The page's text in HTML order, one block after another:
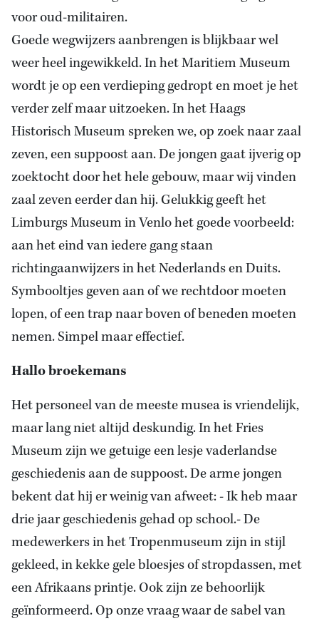
voor oud-militairen.
Goede wegwijzers aanbrengen is blijkbaar wel
weer heel ingewikkeld. In het Maritiem Museum
wordt je op een verdieping gedropt en moet je het
verder zelf maar uitzoeken. In het Haags
Historisch Museum spreken we, op zoek naar zaal
zeven, een suppoost aan. De jongen gaat ijverig op
zoektocht door het hele gebouw, maar wij vinden
zaal zeven eerder dan hij. Gelukkig geeft het
Limburgs Museum in Venlo het goede voorbeeld:
aan het eind van iedere gang staan
richtingaanwijzers in het Nederlands en Duits.
Symbooltjes geven aan of we rechtdoor moeten
lopen, of een trap naar boven of beneden moeten
nemen. Simpel maar effectief.
Hallo broekemans
Het personeel van de meeste musea is vriendelijk,
maar lang niet altijd deskundig. In het Fries
Museum zijn we getuige een lesje vaderlandse
geschiedenis aan de suppoost. De arme jongen
bekent dat hij er weinig van afweet: - Ik heb maar
drie jaar geschiedenis gehad op school.- De
medewerkers in het Tropenmuseum zijn in stijl
gekleed, in kekke gele bloesjes of stropdassen, met
een Afrikaans printje. Ook zijn ze behoorlijk
geïnformeerd. Op onze vraag waar de sabel van